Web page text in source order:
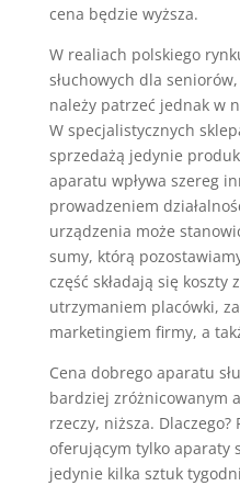
cena będzie wyższa.
W realiach polskiego
słuchowych dla
należy patrzeć jednak w
W specjalistycznych
sprzedażą jedynie
aparatu wpływa szereg
prowadzeniem
urządzenia może
sumy, którą
część składają się koszty
utrzymaniem placówki,
marketingiem firmy, a
Cena dobrego aparatu
bardziej zróżnicowanym
rzeczy, niższa.
oferującym tylko aparaty
jedynie kilka sztuk